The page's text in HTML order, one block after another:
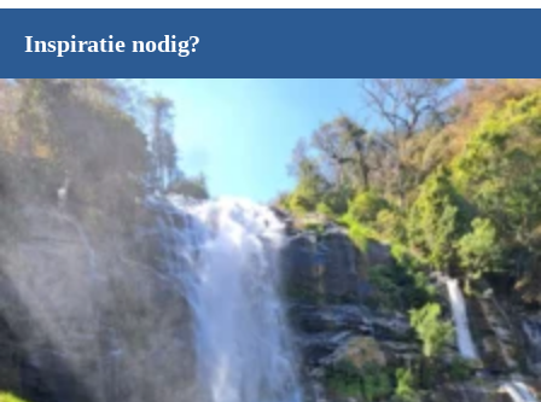
Inspiratie nodig?